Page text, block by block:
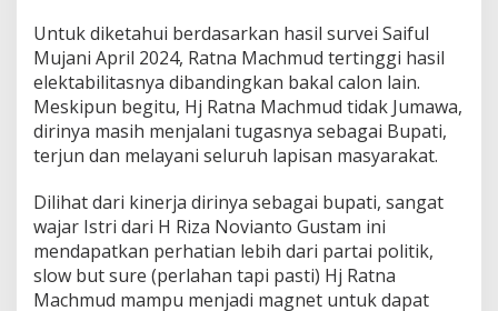
Untuk diketahui berdasarkan hasil survei Saiful
Mujani April 2024, Ratna Machmud tertinggi hasil
elektabilitasnya dibandingkan bakal calon lain.
Meskipun begitu, Hj Ratna Machmud tidak Jumawa,
dirinya masih menjalani tugasnya sebagai Bupati,
terjun dan melayani seluruh lapisan masyarakat.
Dilihat dari kinerja dirinya sebagai bupati, sangat
wajar Istri dari H Riza Novianto Gustam ini
mendapatkan perhatian lebih dari partai politik,
slow but sure (perlahan tapi pasti) Hj Ratna
Machmud mampu menjadi magnet untuk dapat